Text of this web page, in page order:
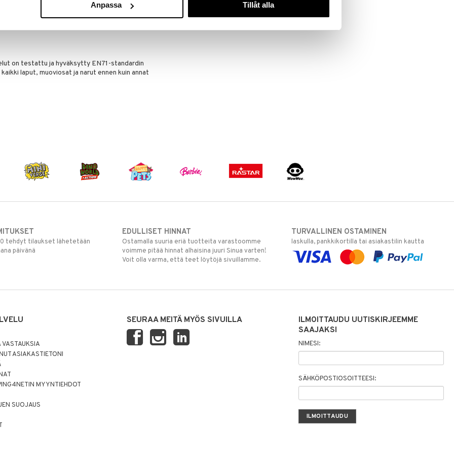
Anpassa Tillåt alla
hymy tekevät Heliumista nopeasti suosikin.
on testattu ja hyväksytty EN71-standardin
laput, muoviosat ja narut ennen kuin annat
tehdyt tilaukset lähetetään
päivänä
EDULLISET HINNAT
Ostamalla suuria eriä tuotteita varastoomme
voimme pitää hinnat alhaisina juuri Sinua varten!
Voit olla varma, että teet löytöjä sivuillamme.
TURVALLINEN OSTAMINEN
laskulla, pankkikortilla tai asiakastilin kautta
ASIAKASTIETONI
MYYNTIEHDOT
SUOJAUS
SEURAA MEITÄ MYÖS SIVUILLA
ILMOITTAUDU UUTISKIRJEEMME
SAAJAKSI
NIMESI:
SÄHKÖPOSTIOSOITTEESI: